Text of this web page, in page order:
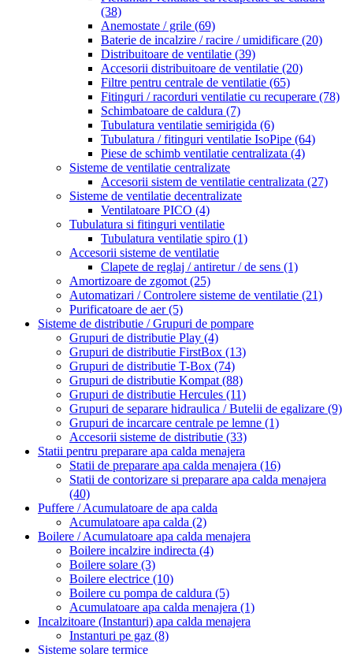
(38)
Anemostate / grile (69)
Baterie de incalzire / racire / umidificare (20)
Distribuitoare de ventilatie (39)
Accesorii distribuitoare de ventilatie (20)
Filtre pentru centrale de ventilatie (65)
Fitinguri / racorduri ventilatie cu recuperare (78)
Schimbatoare de caldura (7)
Tubulatura ventilatie semirigida (6)
Tubulatura / fitinguri ventilatie IsoPipe (64)
Piese de schimb ventilatie centralizata (4)
Sisteme de ventilatie centralizate
Accesorii sistem de ventilatie centralizata (27)
Sisteme de ventilatie decentralizate
Ventilatoare PICO (4)
Tubulatura si fitinguri ventilatie
Tubulatura ventilatie spiro (1)
Accesorii sisteme de ventilatie
Clapete de reglaj / antiretur / de sens (1)
Amortizoare de zgomot (25)
Automatizari / Controlere sisteme de ventilatie (21)
Purificatoare de aer(5)
Sisteme de distributie / Grupuri de pompare
Grupuri de distributie Play (4)
Grupuri de distributie FirstBox (13)
Grupuri de distributie T-Box (74)
Grupuri de distributie Kompat (88)
Grupuri de distributie Hercules (11)
Grupuri de separare hidraulica / Butelii de egalizare (9)
Grupuri de incarcare centrale pe lemne (1)
Accesorii sisteme de distributie (33)
Statii pentru preparare apa calda menajera
Statii de preparare apa calda menajera (16)
Statii de contorizare si preparare apa calda menajera
(40)
Puffere / Acumulatoare de apa calda
Acumulatoare apa calda (2)
Boilere / Acumulatoare apa calda menajera
Boilere incalzire indirecta (4)
Boilere solare (3)
Boilere electrice (10)
Boilere cu pompa de caldura (5)
Acumulatoare apa calda menajera (1)
Incalzitoare (Instanturi) apa calda menajera
Instanturi pe gaz (8)
Sisteme solare termice